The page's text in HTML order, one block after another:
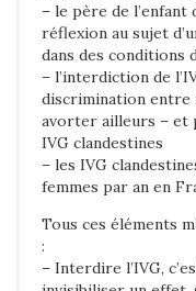
– le père de
réflexion au sujet
dans des conditions
– l’interdiction de
discrimination entre
avorter ailleurs – et
IVG clandestines
– les IVG
femmes par an en
Tous ces éléments
:
– Interdire l’IVG,